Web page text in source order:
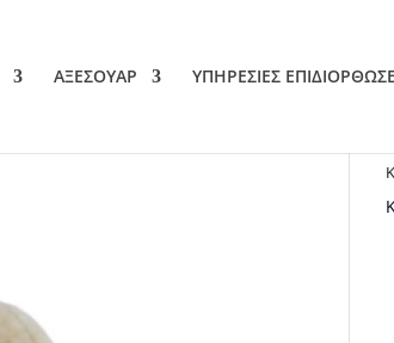
ΑΞΕΣΟΥΑΡ ΥΠΗΡΕΣΙΕΣ